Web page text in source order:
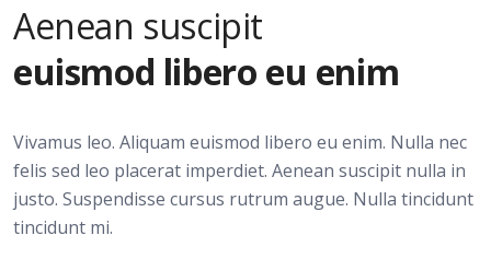
Aenean suscipit
euismod libero eu enim
Vivamus leo. Aliquam euismod libero eu enim. Nulla nec
felis sed leo placerat imperdiet. Aenean suscipit nulla in
justo. Suspendisse cursus rutrum augue. Nulla tincidunt
tincidunt mi.